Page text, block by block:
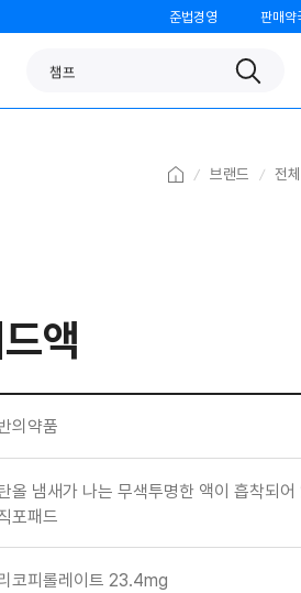
준법경영 판매약
챔프
노스카나
템포
미니막스
Search
Home 브랜드 전
액
의약품
올 냄새가 나는 무색투명한 액이 흡착되어
포패드
코피롤레이트 23.4mg